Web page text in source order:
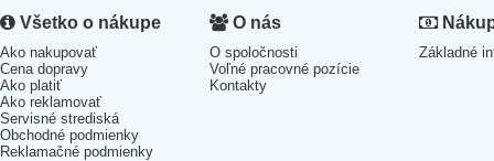
Všetko o nákupe
Ako nakupovať
Cena dopravy
Ako platiť
Ako reklamovať
Servisné strediská
Obchodné podmienky
Reklamačné podmienky
O nás
O spoločnosti
Voľné pracovné pozície
Kontakty
Základné